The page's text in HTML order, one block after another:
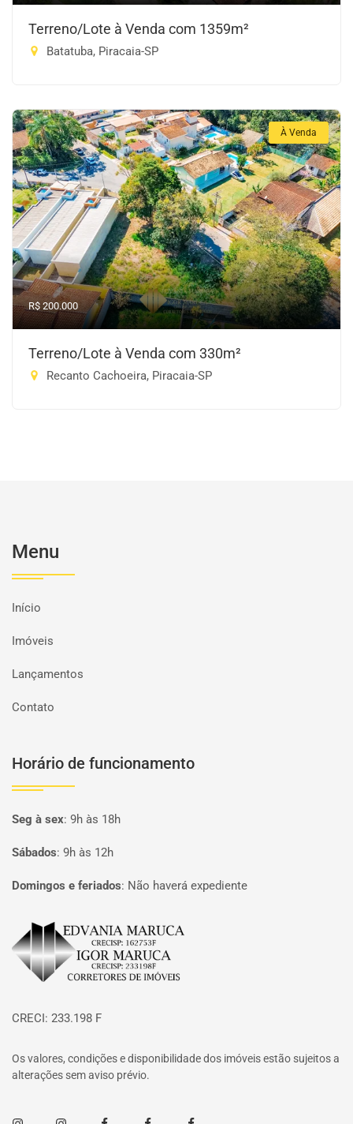
Terreno/Lote à Venda com 1359m²
Batatuba, Piracaia-SP
À Venda
R$ 200.000
Terreno/Lote à Venda com 330m²
Recanto Cachoeira, Piracaia-SP
Menu
Início
Imóveis
Lançamentos
Contato
Horário de funcionamento
Seg à sex: 9h às 18h
Sábados: 9h às 12h
Domingos e feriados: Não haverá expediente
Página inicial
CRECI: 233.198 F
Os valores, condições e disponibilidade dos imóveis estão sujeitos a
alterações sem aviso prévio.